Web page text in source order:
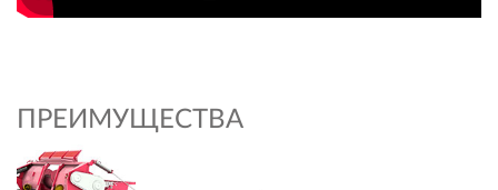
ПРЕИМУЩЕСТВА